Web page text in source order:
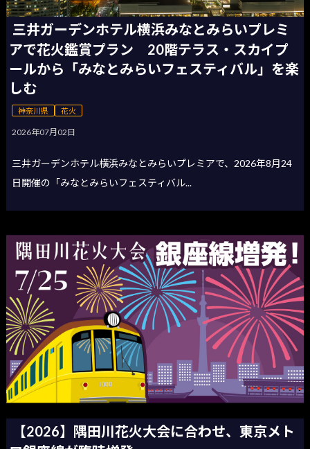
三井ガーデンホテル横浜みなとみらいプレミ
アで花火鑑賞プラン 20階テラス・スカイプ
ールから「みなとみらいフェスティバル」を楽
しむ
神奈川県 花火
2026年07月02日
三井ガーデンホテル横浜みなとみらいプレミアで、2026年8月24
日開催の「みなとみらいフェスティバル...
【2026】隅田川花火大会に合わせ、東京メト